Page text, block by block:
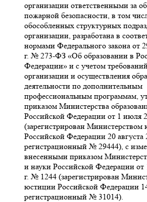
организации ответственными за
пожарной безопасности, в том
обособленных структурных
организации, разработана в
нормами Федерального закона от
г. № 273-ФЗ «Об образовании в
Федерации» и с учетом
организации и осуществления
деятельности по дополнительным
профессиональным программам,
приказом Министерства
Российской Федерации от 1 июля
(зарегистрирован Министерством
Российской Федерации 20 августа
регистрационный № 29444), с
внесенными приказом
и науки Российской Федерации от
г. № 1244 (зарегистрирован
юстиции Российской Федерации 14
регистрационный № 31014).